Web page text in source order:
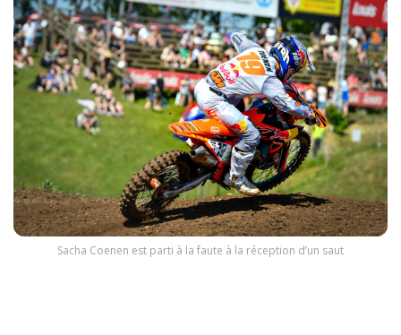
Sacha Coenen est parti à la faute à la réception d’un saut